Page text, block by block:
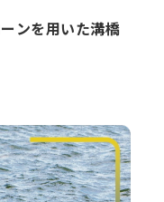
ンを用いた溝橋